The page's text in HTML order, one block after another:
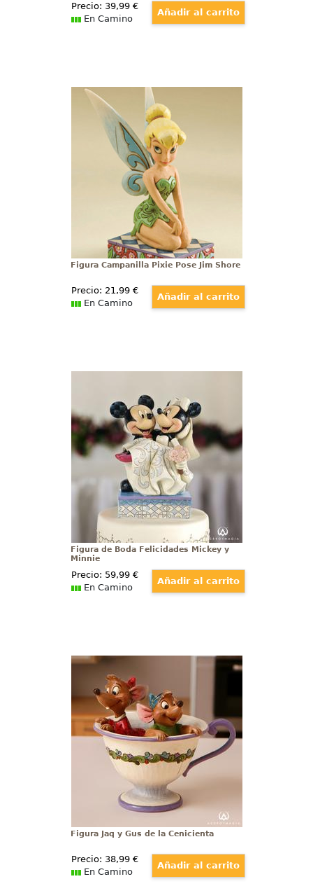
Precio: 39,99€
En Camino
Figura Campanilla Pixie Pose Jim
Tierna figura de Campanilla Pixie
Pose (Tinker Bell Pixie Pose) con
una altura aproximada de 13 cm.,
Figura Campanilla Pixie Pose Jim Shore
Precio: 21,99€
En Camino
¡Celebremos el amor con la
espectacular figura de Mickey
Mouse y Minnie Mouse en su día
especial! Prepárate para una
boda llena de magia y encanto
con esta figura extraordinaria
creada por el talentoso artista Jim
Shore.
Figura de Boda Felicidades Mickey y
Minnie
Precio: 59,99€
En Camino
Figura Jaq y Gus de la Cenicienta
¡Embárcate en un cuento
encantado con la figura de los
adorables ratoncitos Jaq y Gus,
cautivadora obra maestra
inspirada en la atemporal película
"La Cenicienta"!
Figura Jaq y Gus de la Cenicienta
Precio: 38,99€
En Camino